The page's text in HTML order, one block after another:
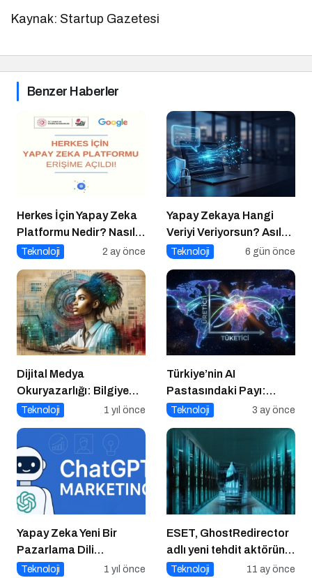
Kaynak: Startup Gazetesi
Benzer Haberler
Herkes İçin Yapay Zeka
Platformu Nedir? Nasıl
Kullanılır?
Teknoloji 2 ay önce
Yapay Zekaya Hangi
Veriyi Veriyorsun? Asıl
Risk Ürettiğin Değil,
Teknoloji 6 gün önce
Dijital Medya
Okuryazarlığı: Bilgiye
Erişimde Sorumluluk ve
Teknoloji 1 yıl önce
Türkiye’nin AI
Pastasındaki Payı:
Üretici mi, Tüketici mi?
Teknoloji 3 ay önce
Yapay Zeka Yeni Bir
Pazarlama Dili
Konuşuyor:
Teknoloji 1 yıl önce
ESET, GhostRedirector
adlı yeni tehdit aktörünü
keşfetti
Teknoloji 11 ay önce